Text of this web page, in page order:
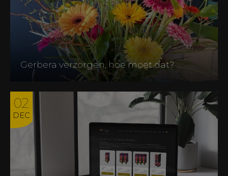
Gerbera verzorgen, hoe moet dat?
02
DEC